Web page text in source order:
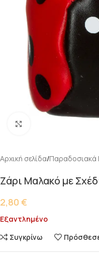
Αρχική σελίδα Παραδοσιακά
Ζάρι Μαλακό με
2,80 €
Εξαντλημένο
Συγκρίνω